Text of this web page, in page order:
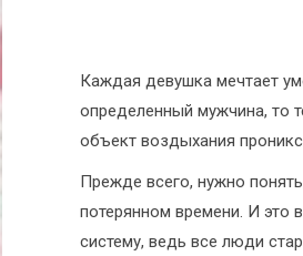
Каждая девушка мечтает
определенный мужчина, то
объект воздыхания
Прежде всего, нужно
потерянном времени. И это
систему, ведь все люди